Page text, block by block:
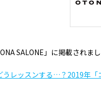
SALONE」に掲載されま
うレッスンする…？2019年「